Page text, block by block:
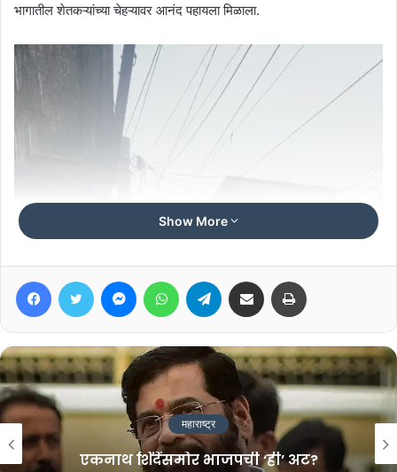
भागातील शेतकऱ्यांच्या चेहऱ्यावर आनंद पहायला मिळाला.
Show More
FacebookTwitter MessengerWhatsAppTelegram Share via Email
महाराष्ट्र
एकनाथ शिंदेंसमोर भाजपची ‘ही’ अट?